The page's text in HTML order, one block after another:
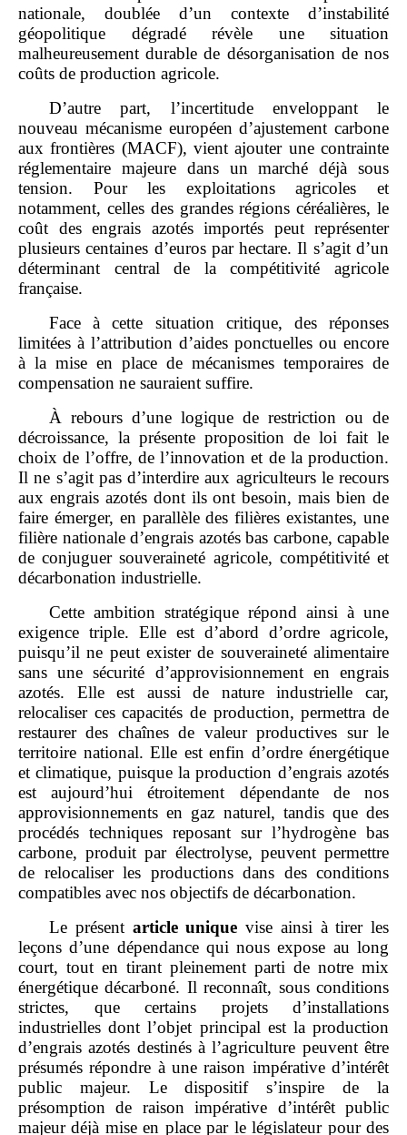
nationale, doublée d’un contexte d’instabilité
géopolitique dégradé révèle une situation
malheureusement durable de désorganisation de nos
coûts de production agricole.
D’autre part, l’incertitude enveloppant le
nouveau mécanisme européen d’ajustement carbone
aux frontières (MACF), vient ajouter une contrainte
réglementaire majeure dans un marché déjà sous
tension. Pour les exploitations agricoles et
notamment, celles des grandes régions céréalières, le
coût des engrais azotés importés peut représenter
plusieurs centaines d’euros par hectare. Il s’agit d’un
déterminant central de la compétitivité agricole
française.
Face à cette situation critique, des réponses
limitées à l’attribution d’aides ponctuelles ou encore
à la mise en place de mécanismes temporaires de
compensation ne sauraient suffire.
À rebours d’une logique de restriction ou de
décroissance, la présente proposition de loi fait le
choix de l’offre, de l’innovation et de la production.
Il ne s’agit pas d’interdire aux agriculteurs le recours
aux engrais azotés dont ils ont besoin, mais bien de
faire émerger, en parallèle des filières existantes, une
filière nationale d’engrais azotés bas carbone, capable
de conjuguer souveraineté agricole, compétitivité et
décarbonation industrielle.
Cette ambition stratégique répond ainsi à une
exigence triple. Elle est d’abord d’ordre agricole,
puisqu’il ne peut exister de souveraineté alimentaire
sans une sécurité d’approvisionnement en engrais
azotés. Elle est aussi de nature industrielle car,
relocaliser ces capacités de production, permettra de
restaurer des chaînes de valeur productives sur le
territoire national. Elle est enfin d’ordre énergétique
et climatique, puisque la production d’engrais azotés
est aujourd’hui étroitement dépendante de nos
approvisionnements en gaz naturel, tandis que des
procédés techniques reposant sur l’hydrogène bas
carbone, produit par électrolyse, peuvent permettre
de relocaliser les productions dans des conditions
compatibles avec nos objectifs de décarbonation.
Le présent article unique vise ainsi à tirer les
leçons d’une dépendance qui nous expose au long
court, tout en tirant pleinement parti de notre mix
énergétique décarboné. Il reconnaît, sous conditions
strictes, que certains projets d’installations
industrielles dont l’objet principal est la production
d’engrais azotés destinés à l’agriculture peuvent être
présumés répondre à une raison impérative d’intérêt
public majeur. Le dispositif s’inspire de la
présomption de raison impérative d’intérêt public
majeur déjà mise en place par le législateur pour des